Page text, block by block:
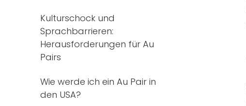
Kulturschock und
Sprachbarrieren:
Herausforderungen für Au
Pairs
Wie werde ich ein Au Pair in
den USA?